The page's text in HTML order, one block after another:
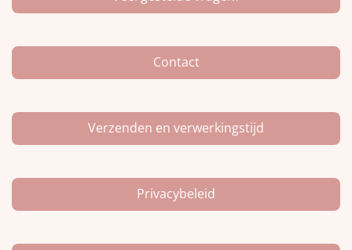
o
k
g
a
m
k
Contact
Verzenden en verwerkingstijd
Privacybeleid